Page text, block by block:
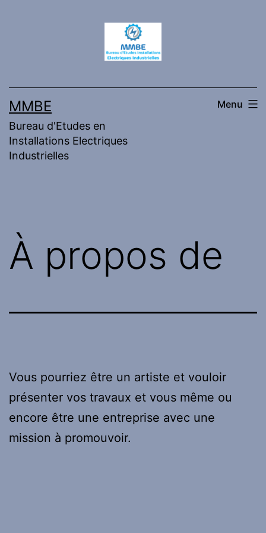
MMBE
Bureau d'Etudes en
Installations Electriques
Industrielles
Menu
À propos de
Vous pourriez être un artiste et vouloir
présenter vos travaux et vous même ou
encore être une entreprise avec une
mission à promouvoir.